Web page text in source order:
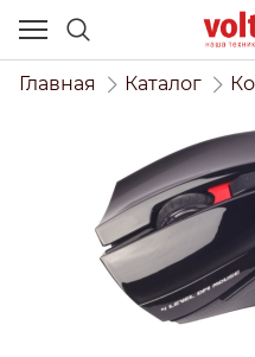
Главная Каталог